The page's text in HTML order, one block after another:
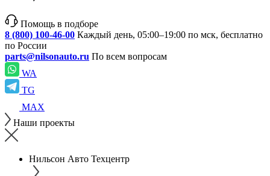
Помощь в подборе
8 (800) 100-46-00 Каждый день, 05:00–19:00 по мск, бесплатно
по России
parts@nilsonauto.ru По всем вопросам
WA
TG
MAX
Наши проекты
Нильсон Авто Техцентр